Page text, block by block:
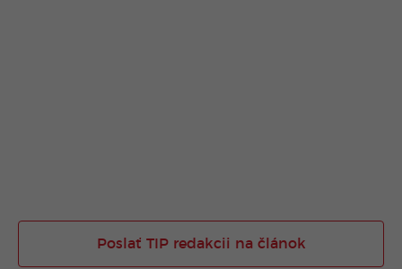
Poslať TIP redakcii na článok